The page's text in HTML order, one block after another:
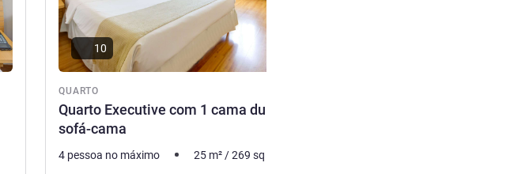
QUARTO
Quarto Executive com 1 cama dupla e 1
sofá-cama
10
4 pessoa no máximo 25 m² /269 sq ft